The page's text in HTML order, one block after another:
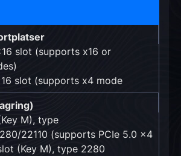
slot (supports x16 or
slot (supports x4 mode
M), type
22110 (supports PCIe 5.0 x4
(Key M), type 2280